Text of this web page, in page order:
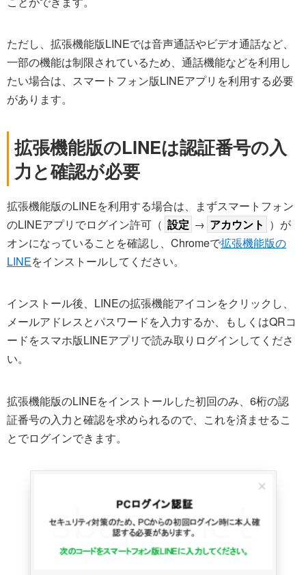
ただし、拡張機能版LINEでは音声通話やビデオ通話など、
一部の機能は制限されているため、通話機能などを利用し
たい場合は、スマートフォン版LINEアプリを利用する必要
があります。
拡張機能版のLINEは認証番号の入
力と確認が必要
拡張機能版のLINEを利用する場合は、まずスマートフォン
のLINEアプリでログイン許可（ 設定 → アカウント ）が
オンになっていることを確認し、Chromeで拡張機能版の
LINEをインストールしてください。
インストール後、LINEの拡張機能アイコンをクリックし、
メールアドレスとパスワードを入力するか、もしくはQRコ
ードをスマホ版LINEアプリで読み取りログインしてくださ
い。
拡張機能版のLINEをインストールした初回のみ、6桁の認
証番号の入力と確認を求められるので、これを済ませるこ
とでログインできます。